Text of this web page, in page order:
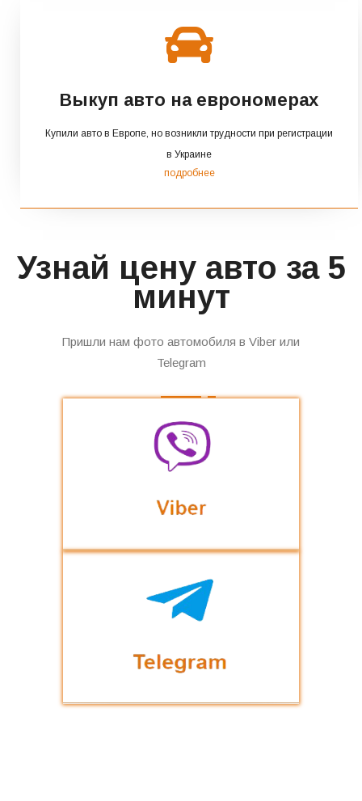
Выкуп авто на еврономерах
Купили авто в Европе, но возникли трудности при регистрации
в Украине
подробнее
Узнай цену авто за 5
минут
Пришли нам фото автомобиля в Viber или
Telegram